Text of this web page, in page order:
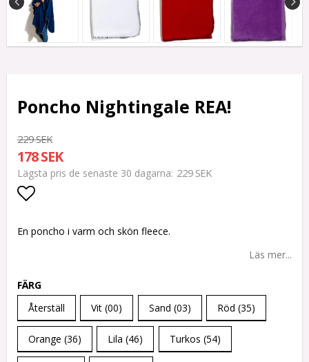
Poncho Nightingale REA!
229 SEK
178 SEK
Lägsta pris de senaste 30 dagarna 229 SEK
Lägg till i favoritlistan
En poncho i varm och skön fleece.
Läs mer...
FÄRG
Återställ
Vit (00) Sand (03) Röd (35)
Orange (36) Lila (46) Turkos (54)